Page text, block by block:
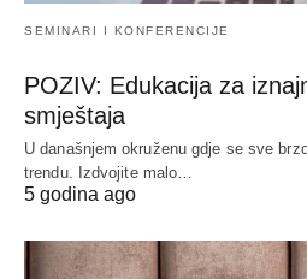
SEMINARI I KONFERENCIJE
POZIV: Edukacija za
smještaja
U današnjem okruženu gdje se sve
trendu. Izdvojite malo…
5 godina ago